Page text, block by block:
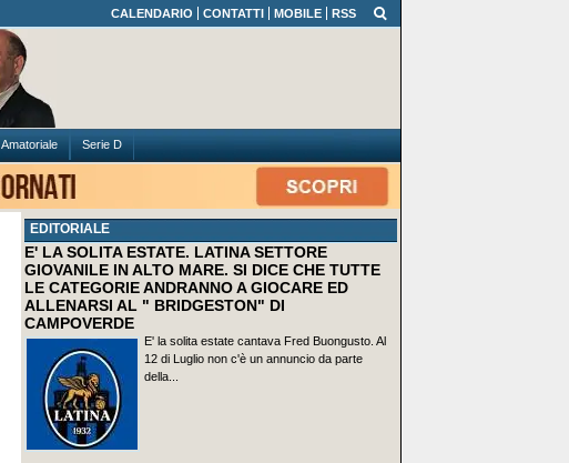
CALENDARIO CONTATTI MOBILE RSS
Amatoriale Serie D
EDITORIALE
E' LA SOLITA ESTATE. LATINA SETTORE
GIOVANILE IN ALTO MARE. SI DICE CHE TUTTE
LE CATEGORIE ANDRANNO A GIOCARE ED
ALLENARSI AL " BRIDGESTON" DI
CAMPOVERDE
E' la solita estate cantava Fred Buongusto. Al
12 di Luglio non c'è un annuncio da parte
della...